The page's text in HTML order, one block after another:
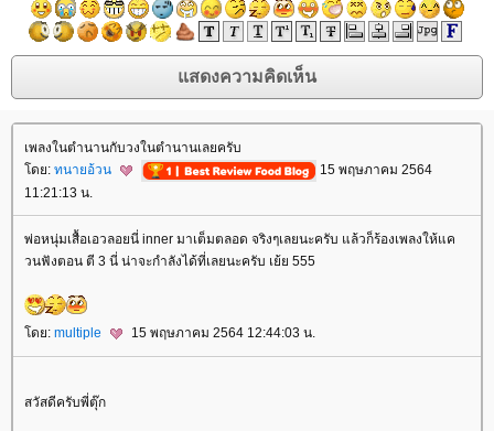
เพลงในตำนานกับวงในตำนานเลยครับ
ดย: ทนายอ้วน
15 พฤษภาคม 2564
11:21:13 น.
พ่อหนุ่มเสื้อเอวลอยนี่ inner มาเต็มตลอด จริงๆเลยนะครับ แล้วก็ร้องเพลงให้แค
วนฟังตอน ตี 3 นี่ น่าจะกำลังได้ที่เลยนะครับ เย้ย 555
ดย: multiple 15 พฤษภาคม 2564 12:44:03 น.
สวัสดีครับพี่ตุ๊ก